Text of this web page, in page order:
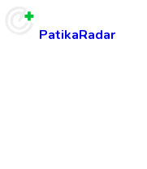
PatikaRadar